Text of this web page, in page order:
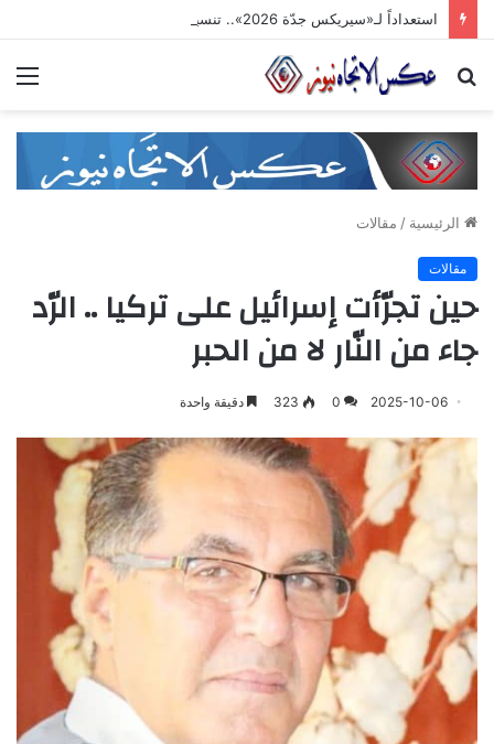
بحث
الرئيسية / مقالات
مقالات
حين تجرّأت إسرائيل على تركيا .. الرّد
جاء من النّار لا من الحبر
2025-10-06
0
323 دقيقة واحدة